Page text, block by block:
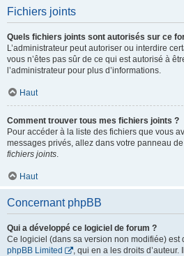
Fichiers joints
Quels fichiers joints sont autorisés sur ce
L’administrateur peut autoriser ou interdire
vous n’êtes pas sûr de ce qui est autorisé à
l’administrateur pour plus d’informations.
Haut
Comment trouver tous mes fichiers joints ?
Pour accéder à la liste des fichiers que vous
messages privés, allez dans votre panneau
fichiers joints.
Haut
Concernant phpBB
Qui a développé ce logiciel de forum ?
Ce logiciel (dans sa version non modifiée) est
phpBB Limited
, qui en a les droits